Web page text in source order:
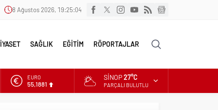
8 Ağustos 2026, 19:25:05
SAĞLIK EĞİTİM RÖPORTAJLAR
EURO
55,1881
SINOP27°C
PARÇALI BULUTLU